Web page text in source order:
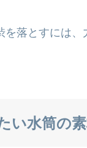
を落とすには
い水筒の